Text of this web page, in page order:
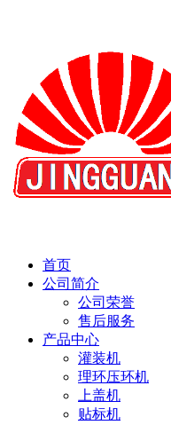
首页
公司简介
公司荣誉
售后服务
产品中心
灌装机
理环压环机
上盖机
贴标机